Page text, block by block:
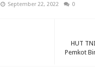
September 22, 2022 0
HUT
Pemkot